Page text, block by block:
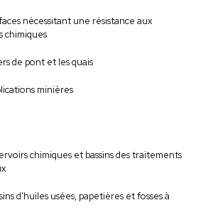
nécessitant une résistance aux
chimiques
de pont et les quais
minières
chimiques et bassins des traitements
d’huiles usées, papetières et fosses à